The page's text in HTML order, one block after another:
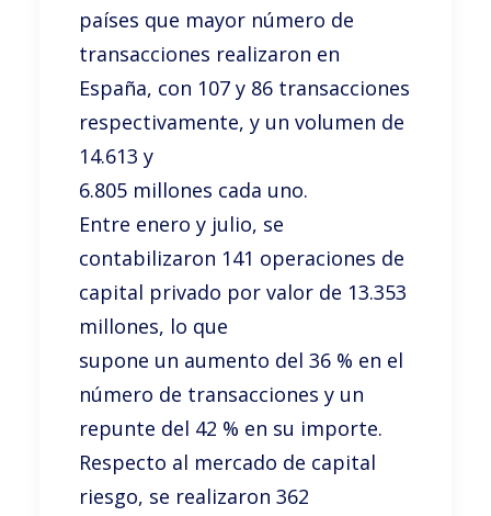
países que mayor número de
transacciones realizaron en
España, con 107 y 86 transacciones
respectivamente, y un volumen de
14.613 y
6.805 millones cada uno.
Entre enero y julio, se
contabilizaron 141 operaciones de
capital privado por valor de 13.353
millones, lo que
supone un aumento del 36 % en el
número de transacciones y un
repunte del 42 % en su importe.
Respecto al mercado de capital
riesgo, se realizaron 362